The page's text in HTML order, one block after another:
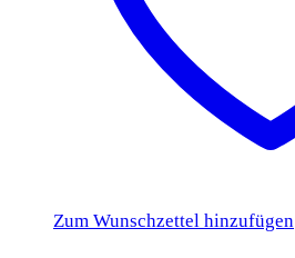
Zum Wunschzettel hinzufügen